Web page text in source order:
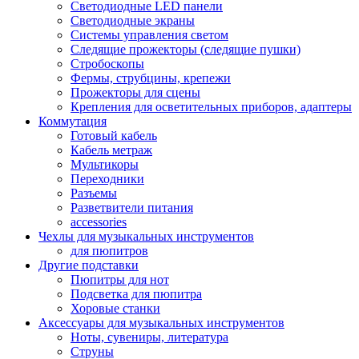
Светодиодные LED панели
Светодиодные экраны
Системы управления светом
Следящие прожекторы (следящие пушки)
Стробоскопы
Фермы, струбцины, крепежи
Прожекторы для сцены
Крепления для осветительных приборов, адаптеры
Коммутация
Готовый кабель
Кабель метраж
Мультикоры
Переходники
Разъемы
Разветвители питания
accessories
Чехлы для музыкальных инструментов
для пюпитров
Другие подставки
Пюпитры для нот
Подсветка для пюпитра
Хоровые станки
Аксессуары для музыкальных инструментов
Ноты, сувениры, литература
Струны